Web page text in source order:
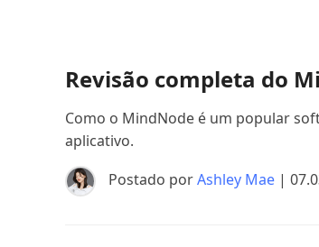
Revisão completa do
Como o MindNode é um popular
aplicativo.
Postado porAshley Mae |